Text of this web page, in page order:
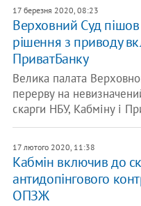
17 березня 2020, 08:23
Верховний Суд пішов
рішення з приводу
ПриватБанку
Велика палата
перерву на
скарги НБУ, Кабміну і
17 лютого 2020, 11:38
Кабмін включив до
антидопінгового
ОПЗЖ